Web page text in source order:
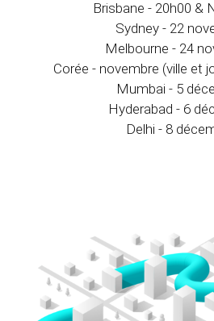
Brisbane - 20h00 &
Sydney - 22
Melbourne - 24
Corée - novembre (ville et
Mumbai - 5
Hyderabad - 6
Delhi - 8